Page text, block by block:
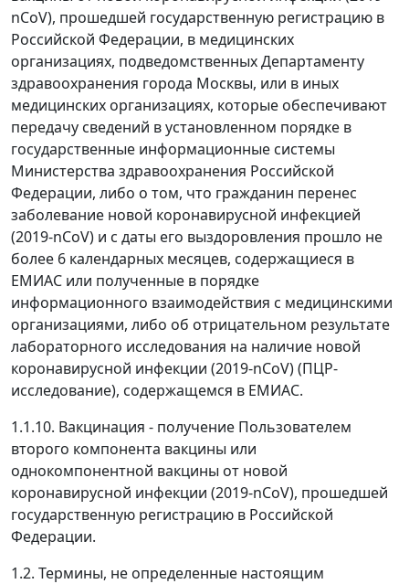
nCoV), прошедшей государственную регистрацию в
Российской Федерации, в медицинских
организациях, подведомственных Департаменту
здравоохранения города Москвы, или в иных
медицинских организациях, которые обеспечивают
передачу сведений в установленном порядке в
государственные информационные системы
Министерства здравоохранения Российской
Федерации, либо о том, что гражданин перенес
заболевание новой коронавирусной инфекцией
(2019-nCoV) и с даты его выздоровления прошло не
более 6 календарных месяцев, содержащиеся в
ЕМИАС или полученные в порядке
информационного взаимодействия с медицинскими
организациями, либо об отрицательном результате
лабораторного исследования на наличие новой
коронавирусной инфекции (2019-nCoV) (ПЦР-
исследование), содержащемся в ЕМИАС.
1.1.10. Вакцинация - получение Пользователем
второго компонента вакцины или
однокомпонентной вакцины от новой
коронавирусной инфекции (2019-nCoV), прошедшей
государственную регистрацию в Российской
Федерации.
1.2. Термины, не определенные настоящим